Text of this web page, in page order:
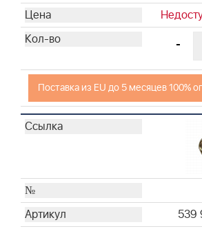
-
Поставка из EU до 5 месяцев 100%
539